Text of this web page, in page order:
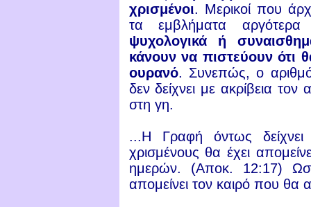
χρισμένοι. Μερικοί που
τα εμβλήματα
ψυχολογικά ή
κάνουν να πιστεύουν ότι
ουρανό. Συνεπώς, ο
δεν δείχνει με ακρίβεια
στη γη.
...Η Γραφή όντως
χρισμένους θα έχει
ημερών. (Αποκ. 12:17)
απομείνει τον καιρό που θα